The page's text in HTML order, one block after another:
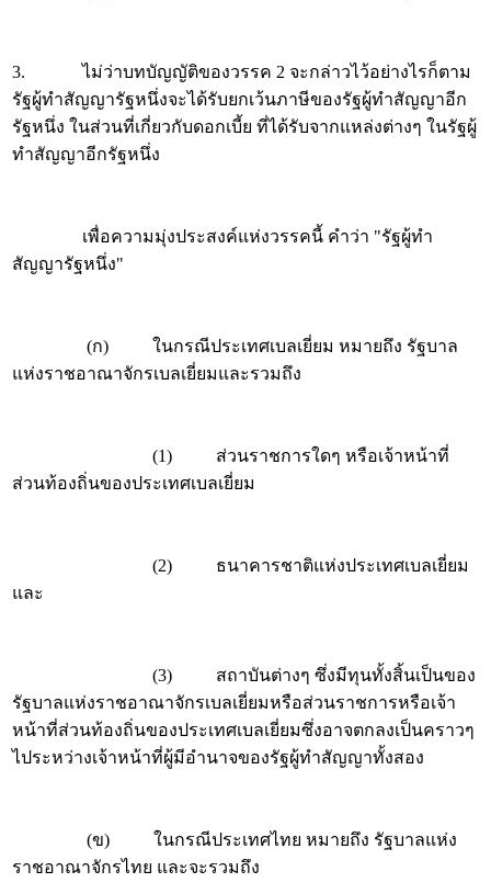
3. ไม่ว่าบทบัญญัติของวรรค 2 จะกล่าวไว้อย่างไรก็ตาม
รัฐผู้ทำสัญญารัฐหนึ่งจะได้รับยกเว้นภาษีของรัฐผู้ทำสัญญาอีก
รัฐหนึ่ง ในส่วนที่เกี่ยวกับดอกเบี้ย ที่ได้รับจากแหล่งต่างๆ ในรัฐผู้
ทำสัญญาอีกรัฐหนึ่ง
เพื่อความมุ่งประสงค์แห่งวรรคนี้ คำว่า "รัฐผู้ทำ
สัญญารัฐหนึ่ง"
(ก) ในกรณีประเทศเบลเยี่ยม หมายถึง รัฐบาล
แห่งราชอาณาจักรเบลเยี่ยมและรวมถึง
(1) ส่วนราชการใดๆ หรือเจ้าหน้าที่
ส่วนท้องถิ่นของประเทศเบลเยี่ยม
(2) ธนาคารชาติแห่งประเทศเบลเยี่ยม
และ
(3) สถาบันต่างๆ ซึ่งมีทุนทั้งสิ้นเป็นของ
รัฐบาลแห่งราชอาณาจักรเบลเยี่ยมหรือส่วนราชการหรือเจ้า
หน้าที่ส่วนท้องถิ่นของประเทศเบลเยี่ยมซึ่งอาจตกลงเป็นคราวๆ
ไประหว่างเจ้าหน้าที่ผู้มีอำนาจของรัฐผู้ทำสัญญาทั้งสอง
(ข) ในกรณีประเทศไทย หมายถึง รัฐบาลแห่ง
ราชอาณาจักรไทย และจะรวมถึง